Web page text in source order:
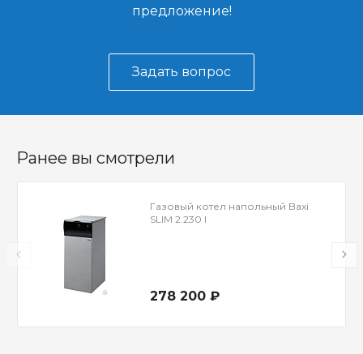
предложение!
Задать вопрос
Ранее вы смотрели
Газовый котел напольный Baxi
SLIM 2.230 I
278 200 ₽